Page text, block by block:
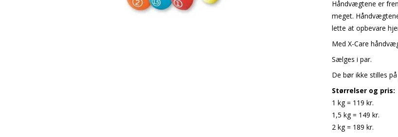
Håndvægtene er
meget.
lette at opbevare
Med X-Care
Sælges i par.
De bør ikke stilles
Størrelser og pris:
1 kg = 119 kr.
1,5 kg = 149 kr.
2 kg = 189 kr.